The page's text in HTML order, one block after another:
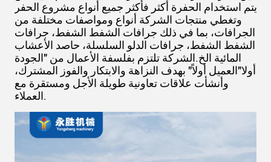
يتم استخدام الحفرة أكثر فأكثر جميع أنواع مشروع الحفر
وتغطي منتجات الشركة أنواع ومواصفات مختلفة من
الجرافات، بما في ذلك جرافات الشفط الشفط، جرافات
الشفط الشفط، جرافات الدلو السلسلة، حاصد الأعشاب
المائية الخ.الشركة تلتزم بفلسفة الأعمال من "الجودة
أولا"العميل أولاً" بهدف النزاهة والابتكار والفوز المشترك،
وأنشأت علاقات تعاونية طويلة الأجل ومستقرة مع
العملاء.